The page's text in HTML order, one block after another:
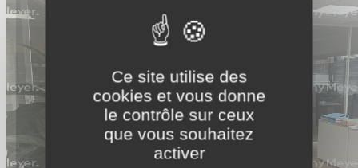
Ce site utilise des
cookies et vous donne
le contrôle sur ceux
que vous souhaitez
activer